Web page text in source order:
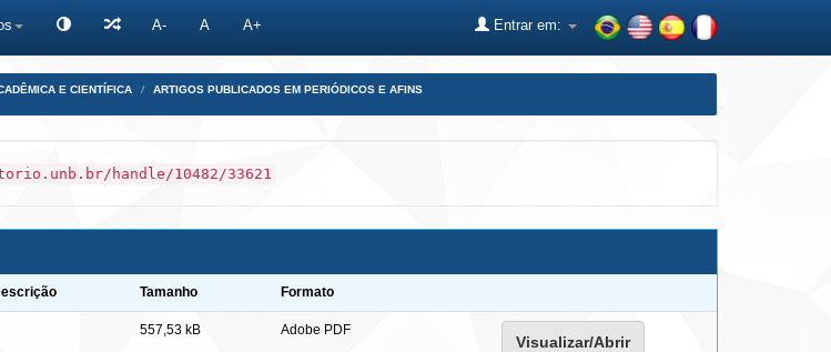
A- A A+ Entrar em:
E CIENTÍFICA ARTIGOS PUBLICADOS EM PERIÓDICOS E AFINS
handle/10482/33621
Tamanho Formato
557,53 kB Adobe PDF
Visualizar/Abrir